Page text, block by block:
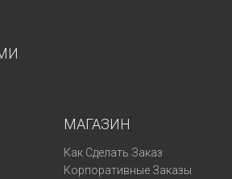
МАГАЗИН
Как Сделать Заказ
Корпоративные Заказы